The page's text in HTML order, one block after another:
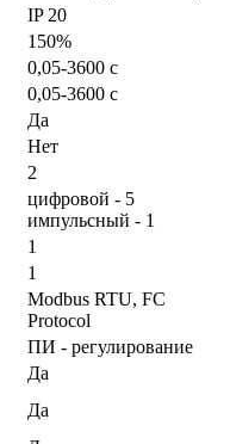
IP 20
150%
0,05-3600 c
0,05-3600 c
Да
Нет
2
цифровой - 5
импульсный - 1
1
1
Modbus RTU, FC
Protocol
ПИ - регулирование
Да
Да